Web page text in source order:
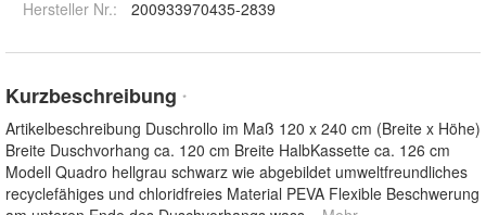
Hersteller Nr.:
200933970435-2839
Kurzbeschreibung *
Artikelbeschreibung Duschrollo im Maß 120 x 240 cm (Breite x Höhe)
Breite Duschvorhang ca. 120 cm Breite HalbKassette ca. 126 cm
Modell Quadro hellgrau schwarz wie abgebildet umweltfreundliches
recyclefähiges und chloridfreies Material PEVA Flexible Beschwerung